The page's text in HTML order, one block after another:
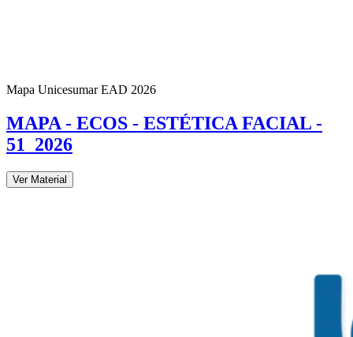
Mapa Unicesumar EAD 2026
MAPA - ECOS - ESTÉTICA FACIAL -
51_2026
Ver Material